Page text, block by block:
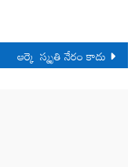
ఆర్కె స్మృతి నేరం కాదు